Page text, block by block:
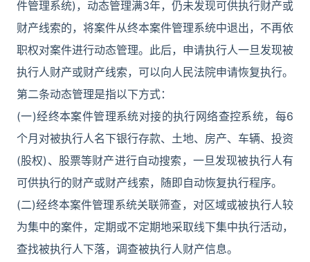
件管理系统)，动态管理满3年，仍未发现可供执行财产或
财产线索的，将案件从终本案件管理系统中退出，不再依
职权对案件进行动态管理。此后，申请执行人一旦发现被
执行人财产或财产线索，可以向人民法院申请恢复执行。
第二条动态管理是指以下方式：
(一)经终本案件管理系统对接的执行网络查控系统，每6
个月对被执行人名下银行存款、土地、房产、车辆、投资
(股权)、股票等财产进行自动搜索，一旦发现被执行人有
可供执行的财产或财产线索，随即自动恢复执行程序。
(二)经终本案件管理系统关联筛查，对区域或被执行人较
为集中的案件，定期或不定期地采取线下集中执行活动，
查找被执行人下落，调查被执行人财产信息。